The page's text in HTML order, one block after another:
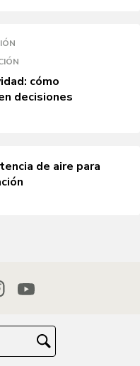
cómo
decisiones
de aire para